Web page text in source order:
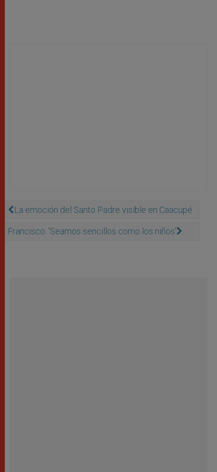
La emoción del Santo Padre visible en Caacupé
Francisco: 'Seamos sencillos como los niños'